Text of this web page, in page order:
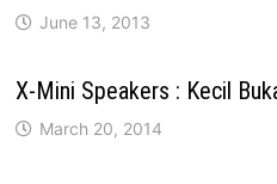
June 13, 2013
X-Mini Speakers : Kecil
March 20, 2014